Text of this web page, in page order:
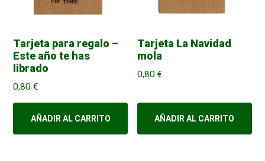
Tarjeta para regalo –
Este año te has
librado
0,80€
AÑADIR AL CARRITO
Tarjeta La Navidad
mola
0,80€
AÑADIR AL CARRITO